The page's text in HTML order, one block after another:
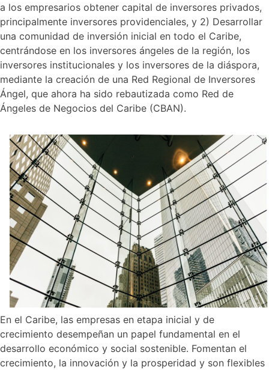
a los empresarios obtener capital de inversores privados,
principalmente inversores providenciales, y 2) Desarrollar
una comunidad de inversión inicial en todo el Caribe,
centrándose en los inversores ángeles de la región, los
inversores institucionales y los inversores de la diáspora,
mediante la creación de una Red Regional de Inversores
Ángel, que ahora ha sido rebautizada como Red de
Ángeles de Negocios del Caribe (CBAN).
En el Caribe, las empresas en etapa inicial y de
crecimiento desempeñan un papel fundamental en el
desarrollo económico y social sostenible. Fomentan el
crecimiento, la innovación y la prosperidad y son flexibles